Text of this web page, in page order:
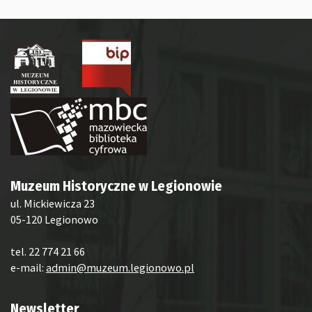
Muzeum Historyczne w Legionowie
ul. Mickiewicza 23
05-120 Legionowo
tel. 22 774 21 66
e-mail: admin@muzeum.legionowo.pl
Newsletter